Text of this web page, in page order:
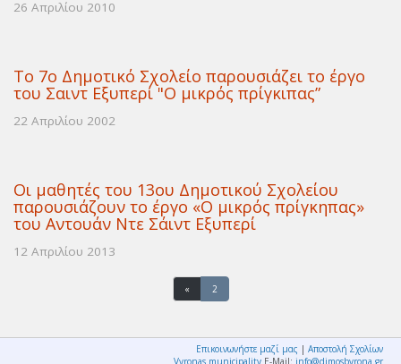
26 Απριλίου 2010
Το 7ο Δημοτικό Σχολείο παρουσιάζει το έργο
του Σαιντ Εξυπερί "Ο μικρός πρίγκιπας”
22 Απριλίου 2002
Οι μαθητές του 13ου Δημοτικού Σχολείου
παρουσιάζουν το έργο «Ο μικρός πρίγκηπας»
του Αντουάν Ντε Σάιντ Εξυπερί
12 Απριλίου 2013
« 2
Επικοινωνήστε μαζί μας | Αποστολή Σχολίων
Vyronas municipality E-Mail: info@dimosbyrona.gr